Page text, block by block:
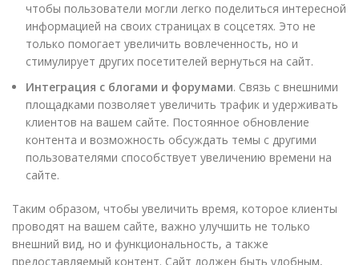
чтобы пользователи могли легко поделиться интересной
информацией на своих страницах в соцсетях. Это не
только помогает увеличить вовлеченность, но и
стимулирует других посетителей вернуться на сайт.
Интеграция с блогами и форумами. Связь с внешними
площадками позволяет увеличить трафик и удерживать
клиентов на вашем сайте. Постоянное обновление
контента и возможность обсуждать темы с другими
пользователями способствует увеличению времени на
сайте.
Таким образом, чтобы увеличить время, которое клиенты
проводят на вашем сайте, важно улучшить не только
внешний вид, но и функциональность, а также
предоставляемый контент. Сайт должен быть удобным,